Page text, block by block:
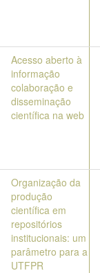
Acesso aberto à
informação
colaboração e
disseminação
científica na web
Organização da
produção
científica em
repositórios
institucionais: um
parâmetro para a
UTFPR